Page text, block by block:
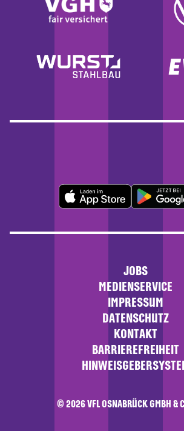
JOBS
MEDIENSERVICE
IMPRESSUM
DATENSCHUTZ
KONTAKT
BARRIEREFREIHEIT
© 2026 VFL OSNABRÜCK GMBH &